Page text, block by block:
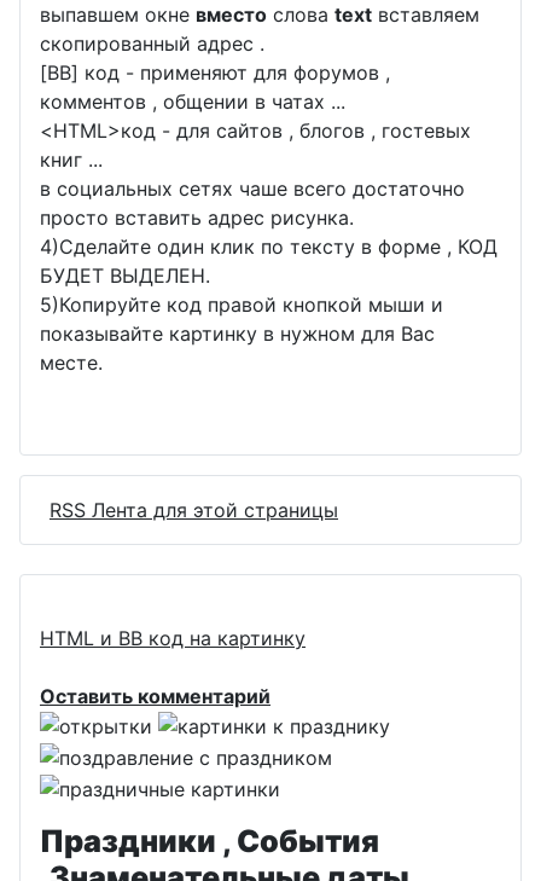
выпавшем окне вместо слова text вставляем
скопированный адрес .
[BB] код - применяют для форумов ,
комментов , общении в чатах ...
<HTML>код - для сайтов , блогов , гостевых
книг ...
в социальных сетях чаше всего достаточно
просто вставить адрес рисунка.
4)Сделайте один клик по тексту в форме , КОД
БУДЕТ ВЫДЕЛЕН.
5)Копируйте код правой кнопкой мыши и
показывайте картинку в нужном для Вас
месте.
RSS Лента для этой страницы
HTML и BB код на картинку
Оставить комментарий
Праздники , События